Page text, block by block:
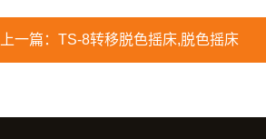
上一篇： TS-8转移脱色摇床,脱色摇床